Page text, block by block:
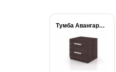
Тумба Авангард 2...